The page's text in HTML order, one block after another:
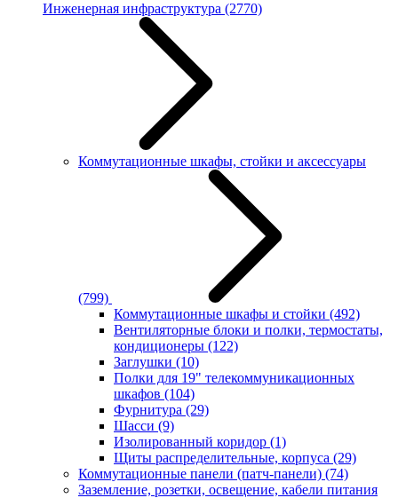
Инженерная инфраструктура (2770)
Коммутационные шкафы, стойки и аксессуары
(799)
Коммутационные шкафы и стойки (492)
Вентиляторные блоки и полки, термостаты,
кондиционеры (122)
Заглушки (10)
Полки для 19" телекоммуникационных
шкафов (104)
Фурнитура (29)
Шасси (9)
Изолированный коридор (1)
Щиты распределительные, корпуса (29)
Коммутационные панели (патч-панели) (74)
Заземление, розетки, освещение, кабели питания